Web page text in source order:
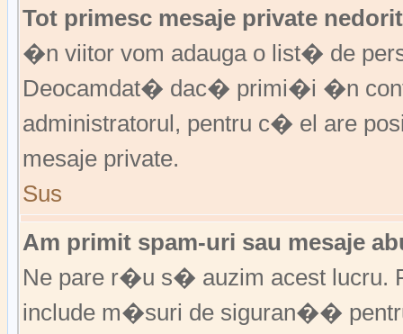
Tot primesc mesaje private
�n viitor vom adauga o list� de
Deocamdat� dac� primi�i �n
administratorul, pentru c� el are
mesaje private.
Sus
Am primit spam-uri sau mesaje
Ne pare r�u s� auzim acest lucru.
include m�suri de siguran��